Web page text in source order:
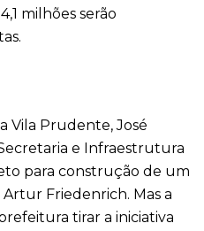
milhões serão
Vila Prudente, José
e Infraestrutura
para construção de um
Friedenrich. Mas a
tirar a iniciativa